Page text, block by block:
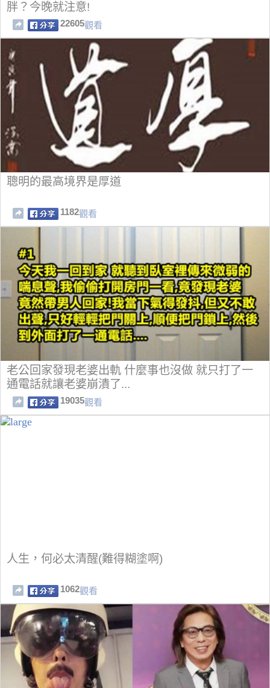
胖？今晚就注意!
22605觀看
聰明的最高境界是厚道
1182觀看
老公回家發現老婆出軌 什麼事也沒做 就只打了一
通電話就讓老婆崩潰了...
19035觀看
人生，何必太清醒(難得糊塗啊)
1062觀看